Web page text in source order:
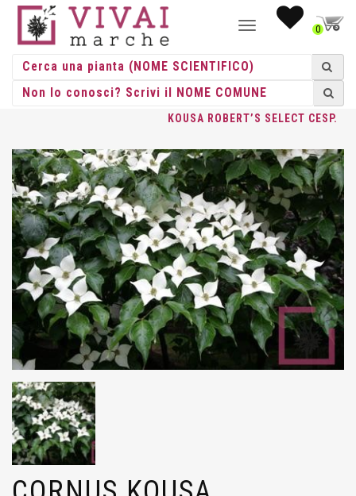
NAVIGAZIONE0
HOME/CESPUGLI/CESPUGLI VASO/ CORNUS / CORNUS
KOUSA ROBERT’S SELECT CESP.